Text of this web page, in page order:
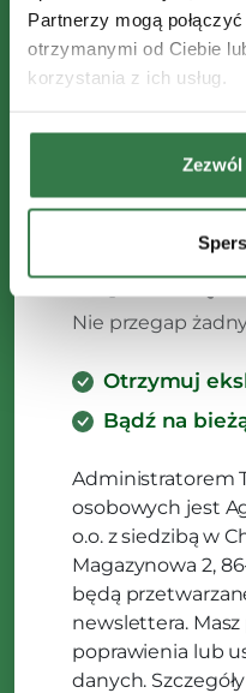
Partnerzy mogą
otrzymanymi od Ciebie
korzystania z ich usług.
Zapisz się
Nie przegap
Otrzymuj
Bądź na
Administratorem
osobowych jest
o.o. z siedzibą w
Magazynowa 2,
będą
newslettera.
poprawienia lub
danych.